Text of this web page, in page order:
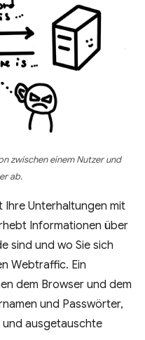
zwischen einem Nutzer und
ab.
Ihre Unterhaltungen mit
Informationen über
sind und wo Sie sich
Webtraffic. Ein
dem Browser und dem
und Passwörter,
ausgetauschte